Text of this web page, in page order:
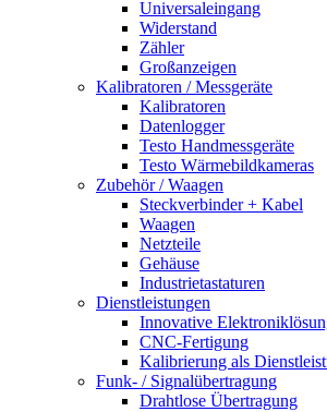
Universaleingang
Widerstand
Zähler
Großanzeigen
Kalibratoren / Messgeräte
Kalibratoren
Datenlogger
Testo Handmessgeräte
Testo Wärmebildkameras
Zubehör / Waagen
Steckverbinder + Kabel
Waagen
Netzteile
Gehäuse
Industrietastaturen
Dienstleistungen
Innovative
CNC-Fertigung
Kalibrierung als
Funk- / Signalübertragung
Drahtlose Übertragung